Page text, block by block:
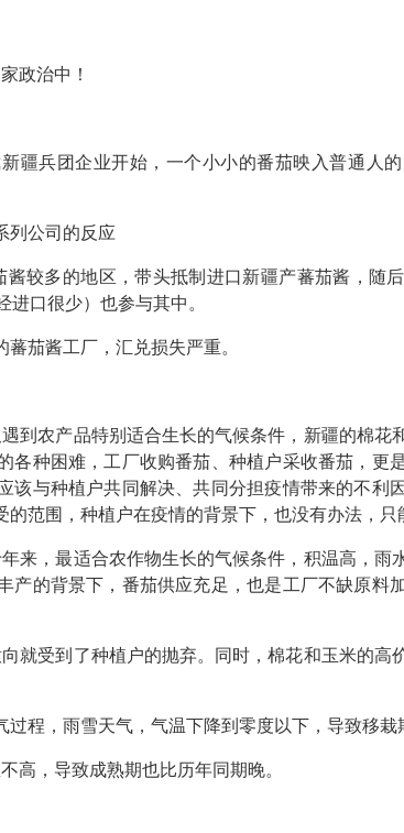
政治中！
疆兵团企业开始，一个小小的番茄映入普通人
列公司的反应
较多的地区，带头抵制进口新疆产蕃茄酱，随
进口很少）也参与其中。
蕃茄酱工厂，汇兑损失严重。
到农产品特别适合生长的气候条件，新疆的棉花
各种困难，工厂收购番茄、种植户采收番茄，更
该与种植户共同解决、共同分担疫情带来的不利
范围，种植户在疫情的背景下，也没有办法，只
来，最适合农作物生长的气候条件，积温高，雨
产的背景下，番茄供应充足，也是工厂不缺原料
就受到了种植户的抛弃。同时，棉花和玉米的高
程，雨雪天气，气温下降到零度以下，导致移栽
高，导致成熟期也比历年同期晚。